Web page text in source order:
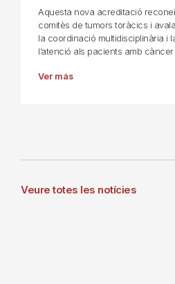
Aquesta nova acreditació
comitès de tumors toràcics i
la coordinació multidisciplinària i
l’atenció als pacients amb càncer
Ver más
Veure totes les notícies